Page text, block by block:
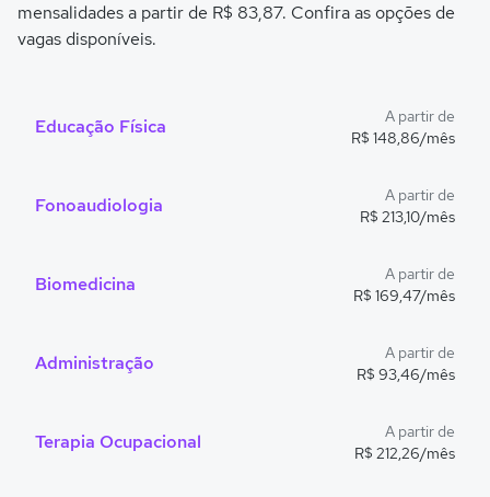
mensalidades a partir de R$ 83,87. Confira as opções de
vagas disponíveis.
Educação Física
A partir de
R$ 148,86/mês
Fonoaudiologia
A partir de
R$ 213,10/mês
Biomedicina
A partir de
R$ 169,47/mês
Administração
A partir de
R$ 93,46/mês
Terapia Ocupacional
A partir de
R$ 212,26/mês